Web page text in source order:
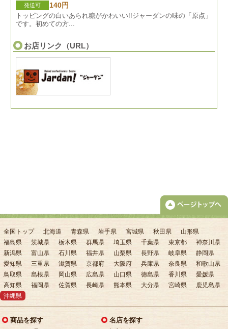
発送可 140円
トッピングの白いあられ糖がかわいい!!ジャーダンの味の「原点」
です。初めての方...
お店リンク（URL）
全国トップ 北海道 青森県 岩手県 宮城県 秋田県
山形県
福島県
茨城県 栃木県 群馬県 埼玉県 千葉県 東京都
神奈川県
新潟県
富山県 石川県 福井県 山梨県 長野県 岐阜県
静岡県
愛知県
三重県 滋賀県 京都府 大阪府 兵庫県 奈良県
和歌山県
鳥取県
島根県 岡山県 広島県 山口県 徳島県 香川県
愛媛県
高知県
福岡県 佐賀県 長崎県 熊本県 大分県 宮崎県
鹿児島県
沖縄県
商品を探す 名店を探す